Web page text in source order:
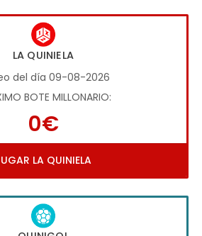
LA QUINIELA
del día 09-08-2026
BOTE MILLONARIO:
0€
LA QUINIELA